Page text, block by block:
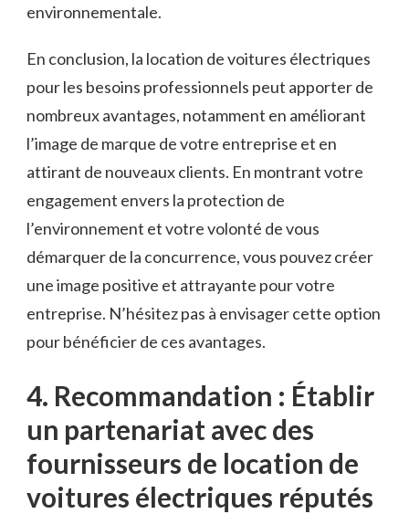
environnementale.
En​ conclusion, la location de ​voitures électriques
pour les besoins​ professionnels ⁢peut apporter de
nombreux avantages, notamment en améliorant⁣
l’image de marque de votre⁤ entreprise et en
attirant de nouveaux clients. En montrant votre‍
engagement envers la protection de
l’environnement ‌et votre ‌volonté de vous
démarquer⁤ de⁣ la concurrence, vous pouvez créer
une image⁢ positive et attrayante pour votre
entreprise. N’hésitez pas à envisager cette option
pour bénéficier de ‍ces‍ avantages.
4. Recommandation : Établir
un‍ partenariat ‌avec‌ des‍
fournisseurs de ‌location⁣ de
voitures électriques réputés